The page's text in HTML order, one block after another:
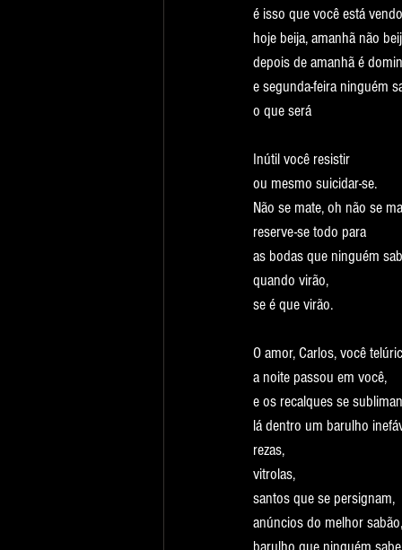
é isso que você está
hoje beija, amanhã não
depois de amanhã é
e segunda-feira ninguém
o que será
Inútil você resistir
ou mesmo suicidar-se.
Não se mate, oh não se
reserve-se todo para
as bodas que ninguém
quando virão,
se é que virão.
O amor, Carlos, você
a noite passou em você,
e os recalques se
lá dentro um barulho
rezas,
vitrolas,
santos que se persignam,
anúncios do melhor sabão,